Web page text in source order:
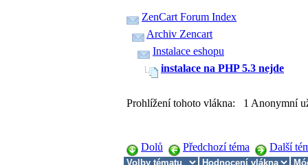
ZenCart Forum Index
Archiv Zencart
Instalace eshopu
instalace na PHP 5.3 nejde
Prohlížení tohoto vlákna: 1 Anonymní
Dolů Předchozí téma Další